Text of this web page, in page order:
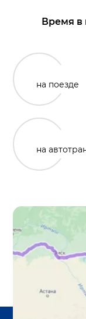
Время в
на поезде
на